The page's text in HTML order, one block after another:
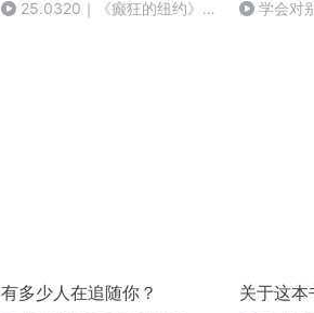
25.0320｜《癫狂的纽约》唐
学会对
有多少人在追随你？ 关于这